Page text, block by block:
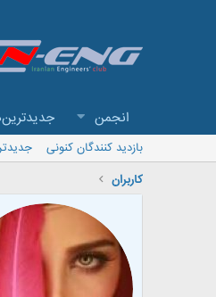
انجمن
بازدید کنندگان کنونی
کاربران